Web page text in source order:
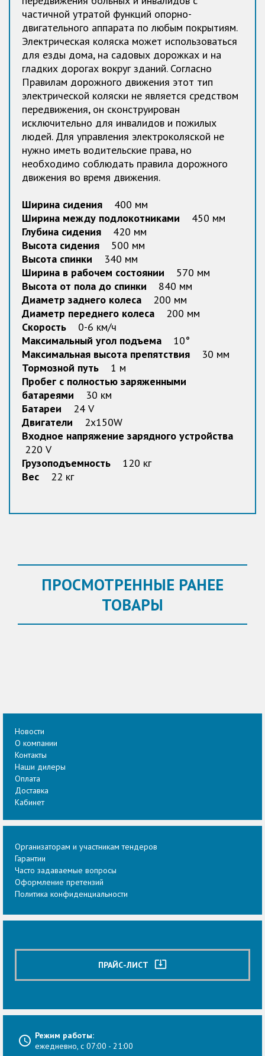
частичной утратой функций опорно-
двигательного аппарата по любым покрытиям.
Электрическая коляска может использоваться
для езды дома, на садовых дорожках и на
гладких дорогах вокруг зданий. Согласно
Правилам дорожного движения этот тип
электрической коляски не является средством
передвижения, он сконструирован
исключительно для инвалидов и пожилых
людей. Для управления электроколяской не
нужно иметь водительские права, но
необходимо соблюдать правила дорожного
движения во время движения.
Ширина сидения
400 мм
Ширина между подлокотниками 450 мм
Глубина сидения
420 мм
Высота сидения
500 мм
Высота спинки
340 мм
Ширина в рабочем состоянии 570 мм
Высота от пола до спинки 840 мм
Диаметр заднего колеса 200 мм
Диаметр переднего колеса 200 мм
Скорость 0-6 км/ч
Максимальный угол подъема 10°
Максимальная высота препятствия 30 мм
Тормозной путь
1 м
Пробег с полностью заряженными
батареями 30 км
Батареи 24 V
Двигатели 2x150W
Входное напряжение зарядного устройства
220 V
Грузоподъемность 120 кг
Вес 22 кг
ПРОСМОТРЕННЫЕ РАНЕЕ
ТОВАРЫ
Новости
О компании
Контакты
Наши дилеры
Оплата
Доставка
Кабинет
Организаторам и участникам тендеров
Гарантии
Часто задаваемые вопросы
Оформление претензий
Политика конфиденциальности
ПРАЙС-ЛИСТ system_update_alt
Режим работы:
ежедневно, с 07:00 - 21:00